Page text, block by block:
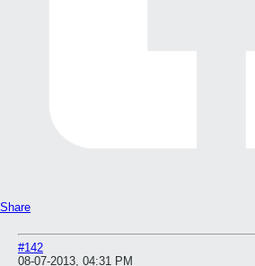
Share
#142
08-07-2013, 04:31 PM